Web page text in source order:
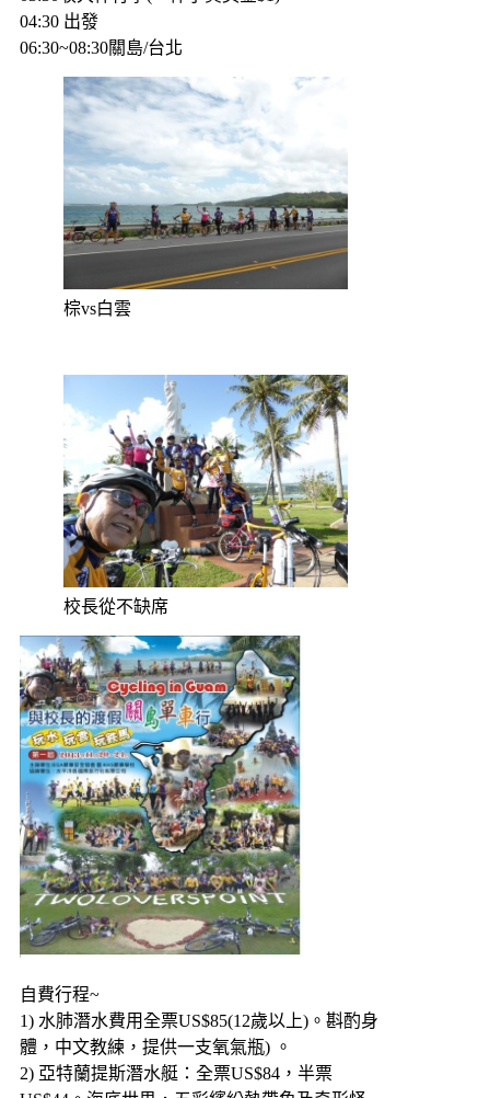
04:30 出發
06:30~08:30關島/台北
棕vs白雲
校長從不缺席
自費行程~
1) 水肺潛水費用全票US$85(12歲以上)。斟酌身
體，中文教練，提供一支氧氣瓶) 。
2) 亞特蘭提斯潛水艇：全票US$84，半票